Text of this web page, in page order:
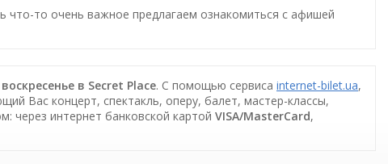
что-то очень важное предлагаем ознакомиться с афишей
в Secret Place. С помощью сервиса internet-bilet.ua,
Вас концерт, спектакль, оперу, балет, мастер-классы,
через интернет банковской картой VISA/MasterCard,